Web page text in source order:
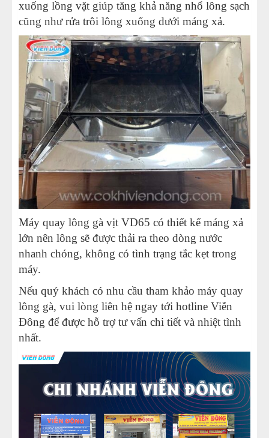
xuống lồng vặt giúp tăng khả năng nhổ lông sạch
cũng như rửa trôi lông xuống dưới máng xả.
Máy quay lông gà vịt VD65 có thiết kế máng xả
lớn nên lông sẽ được thải ra theo dòng nước
nhanh chóng, không có tình trạng tắc kẹt trong
máy.
Nếu quý khách có nhu cầu tham khảo máy quay
lông gà, vui lòng liên hệ ngay tới hotline Viễn
Đông để được hỗ trợ tư vấn chi tiết và nhiệt tình
nhất.